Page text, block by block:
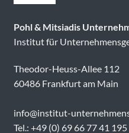
Pohl & Mitsiadis
Institut für
Theodor-Heuss-Allee 112
60486 Frankfurt am Main
info@institut-
Tel.: +49 (0) 69 66 77 41 195